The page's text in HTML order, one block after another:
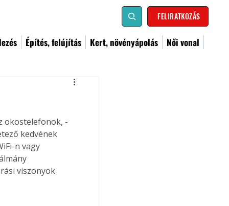
FELIRATKOZÁS
Építés, felújítás Kert, növényápolás Női vonal
okostelefonok, -
kedvének
n vagy
viszonyok